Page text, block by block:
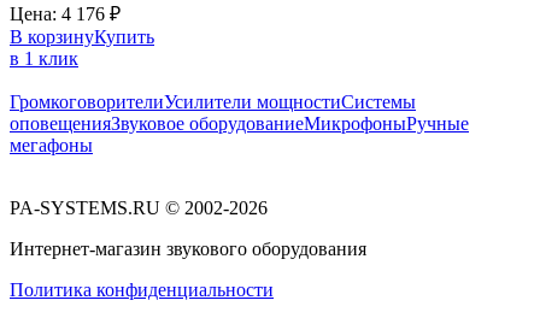
Цена: 4 176 ₽
В корзинуКупить
в 1 клик
ГромкоговорителиУсилители мощностиСистемы
оповещенияЗвуковое оборудованиеМикрофоныРучные
мегафоны
PA-SYSTEMS.RU © 2002-2026
Интернет-магазин звукового оборудования
Политика конфиденциальности